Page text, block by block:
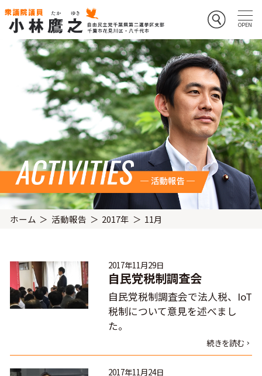
ホーム 活動報告 2017年 11月
2017年11月29日
自民党税制調査会
自民党税制調査会で法人税、IoT
税制について意見を述べまし
た。
続きを読む
2017年11月24日